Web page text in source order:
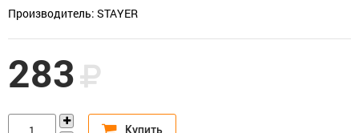
Производитель: STAYER
283